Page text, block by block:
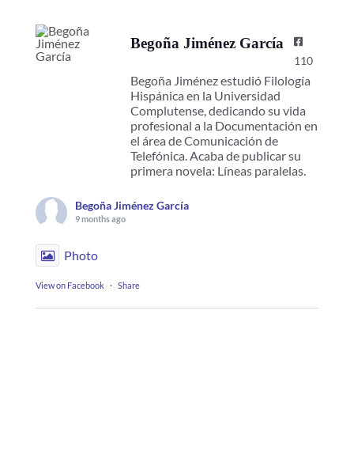
Begoña Jiménez García
110
Begoña Jiménez estudió Filología
Hispánica en la Universidad
Complutense, dedicando su vida
profesional a la Documentación en
el área de Comunicación de
Telefónica. Acaba de publicar su
primera novela: Líneas paralelas.
Begoña Jiménez García
9 months ago
Photo
View on Facebook · Share